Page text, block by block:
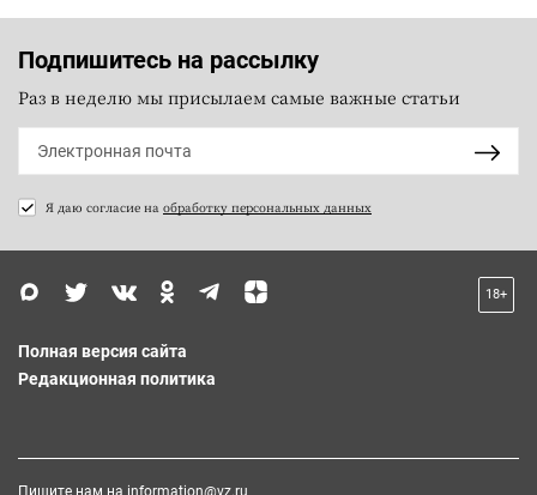
Подпишитесь на рассылку
Раз в неделю мы присылаем самые важные статьи
Я даю согласие на обработку персональных данных
18+
Полная версия сайта
Редакционная политика